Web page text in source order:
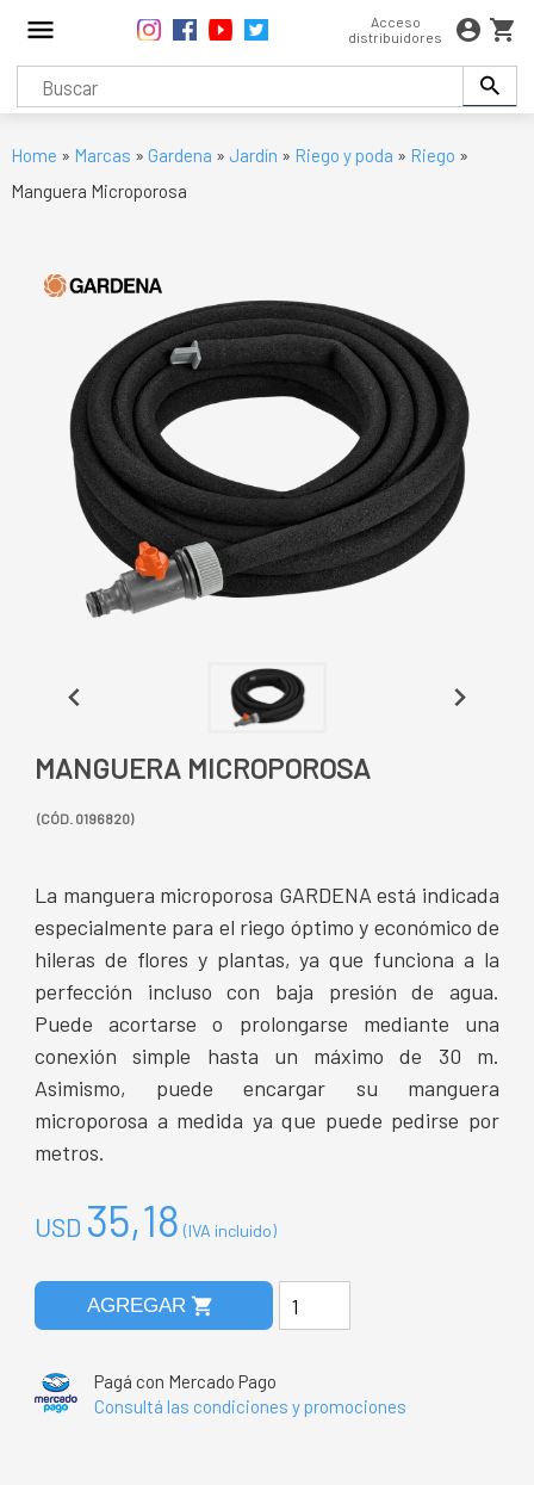
Acceso
distribuidores
Home » Marcas » Gardena » Jardín » Riego y poda » Riego »
Manguera Microporosa
MANGUERA MICROPOROSA
(CÓD. 0196820)
La manguera microporosa GARDENA está indicada
especialmente para el riego óptimo y económico de
hileras de flores y plantas, ya que funciona a la
perfección incluso con baja presión de agua.
Puede acortarse o prolongarse mediante una
conexión simple hasta un máximo de 30 m.
Asimismo, puede encargar su manguera
microporosa a medida ya que puede pedirse por
metros.
USD 35,18 (IVA incluido)
AGREGAR shopping_cart
Pagá con Mercado Pago
Consultá las condiciones y promociones